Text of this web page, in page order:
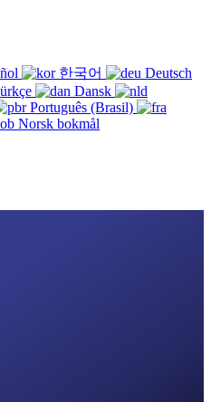
한국어
Deutsch
Dansk
Português (Brasil)
Norsk bokmål